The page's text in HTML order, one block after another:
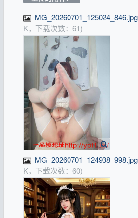
IMG_20260701_125024_846.jpg
K，下载次数：61)
IMG_20260701_124938_998.jpg
K，下载次数：60)